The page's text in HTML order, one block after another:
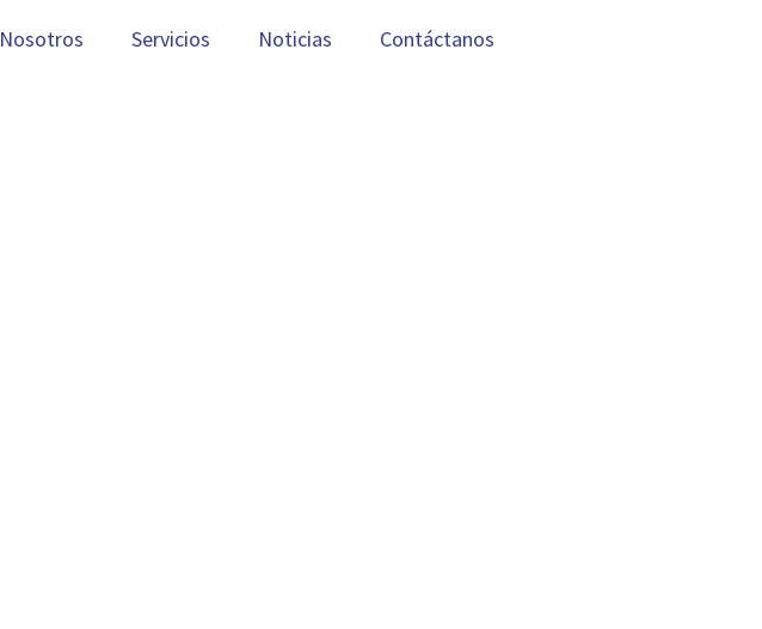
Nosotros Servicios Noticias Contáctanos